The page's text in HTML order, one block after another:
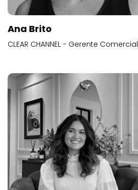
Ana Brito
CLEAR CHANNEL - Gerente Comercial